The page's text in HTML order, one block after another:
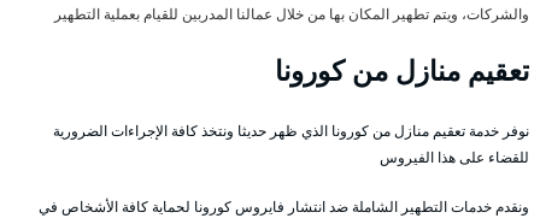
والشركات، ويتم تطهير المكان بها من خلال عمالنا المدربين للقيام بعملية التطهير
تعقيم منازل من كورونا
نوفر خدمة تعقيم منازل من كورونا الذي ظهر حديثا ونتخذ كافة الإجراءات الضرورية
للقضاء على هذا الفيروس
ونقدم خدمات التطهير الشاملة ضد انتشار فايروس كورونا لحماية كافة الأشخاص في